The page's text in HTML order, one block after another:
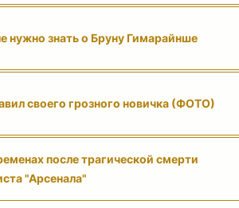
нужно знать о Бруну Гимарайнше
своего грозного новичка (ФОТО)
после трагической смерти
"Арсенала"